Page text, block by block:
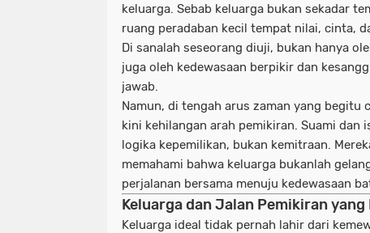
keluarga. Sebab keluarga bukan sekadar
ruang peradaban kecil tempat nilai, cinta,
Di sanalah seseorang diuji, bukan hanya
juga oleh kedewasaan berpikir dan
jawab.
Namun, di tengah arus zaman yang begitu
kini kehilangan arah pemikiran. Suami dan
logika kepemilikan, bukan kemitraan.
memahami bahwa keluarga bukanlah
perjalanan bersama menuju kedewasaan
Keluarga dan Jalan Pemikiran yang
Keluarga ideal tidak pernah lahir dari